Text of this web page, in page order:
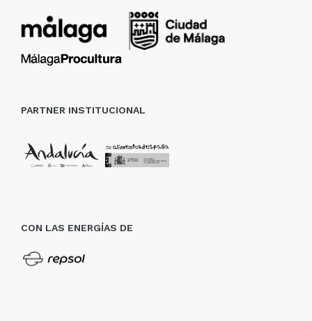
PARTNER INSTITUCIONAL
CON LAS ENERGÍAS DE